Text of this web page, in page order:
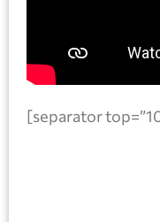
[separator